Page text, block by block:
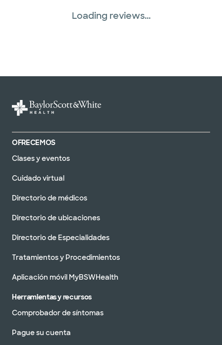
Loading reviews...
OFRECEMOS
Clases y eventos
Cuidado virtual
Directorio de médicos
Directorio de ubicaciones
Directorio de Especialidades
Tratamientos y Procedimientos
Aplicación móvil MyBSWHealth
Herramientas y recursos
Comprobador de síntomas
Pague su cuenta